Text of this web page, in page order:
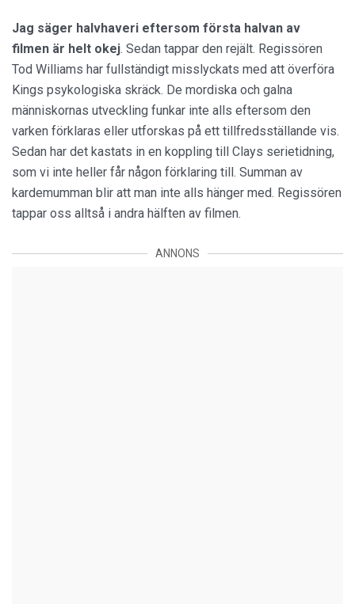
Jag säger halvhaveri eftersom första halvan av
filmen är helt okej. Sedan tappar den rejält. Regissören
Tod Williams har fullständigt misslyckats med att överföra
Kings psykologiska skräck. De mordiska och galna
människornas utveckling funkar inte alls eftersom den
varken förklaras eller utforskas på ett tillfredsställande vis.
Sedan har det kastats in en koppling till Clays serietidning,
som vi inte heller får någon förklaring till. Summan av
kardemumman blir att man inte alls hänger med. Regissören
tappar oss alltså i andra hälften av filmen.
ANNONS